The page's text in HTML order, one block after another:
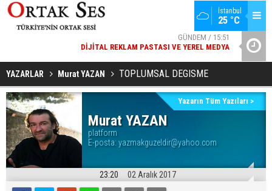
İstanbul
25 °C
GÜNDEM / 15:51
DIJITAL REKLAM PASTASI VE YEREL MEDYA
SPOR / 14:20
YAZARLAR Murat YAZAN TOPLUMSAL DEGISME
Murat YAZAN
platform
E-posta: yazmakguzeldir@yahoo.com
Yazarın Tüm Yazıları >
23:20 02 Aralık 2017